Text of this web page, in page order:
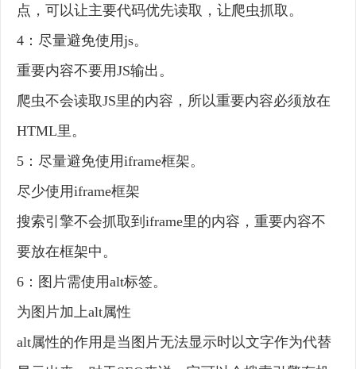
点，可以让主要代码优先读取，让爬虫抓取。
4：尽量避免使用js。
重要内容不要用JS输出。
爬虫不会读取JS里的内容，所以重要内容必须放在
HTML里。
5：尽量避免使用iframe框架。
尽少使用iframe框架
搜索引擎不会抓取到iframe里的内容，重要内容不
要放在框架中。
6：图片需使用alt标签。
为图片加上alt属性
alt属性的作用是当图片无法显示时以文字作为代替